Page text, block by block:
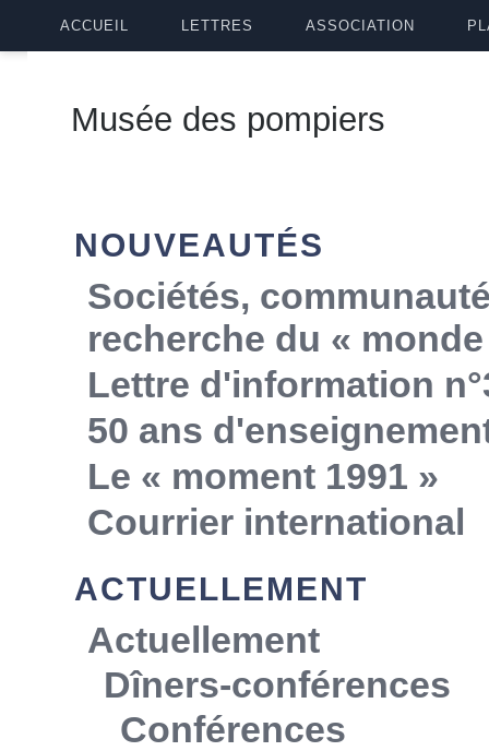
ACCUEIL LETTRES ASSOCIATION
Musée des pompiers
NOUVEAUTÉS
Sociétés,
recherche du «
Lettre d'information
50 ans
Le « moment 1991 »
Courrier international
ACTUELLEMENT
Actuellement
Dîners-conférences
Conférences